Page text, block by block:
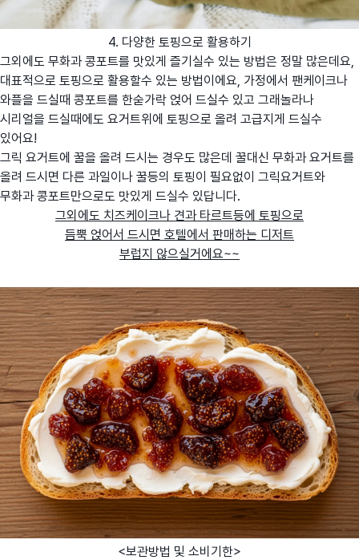
4. 다양한 토핑으로 활용하기
그외에도 무화과 콩포트를 맛있게 즐기실수 있는 방법은 정말 많은데요,
대표적으로 토핑으로 활용할수 있는 방법이에요, 가정에서 팬케이크나
와플을 드실때 콩포트를 한숟가락 얹어 드실수 있고 그래놀라나
시리얼을 드실때에도 요거트위에 토핑으로 올려 고급지게 드실수
있어요!
그릭 요거트에 꿀을 올려 드시는 경우도 많은데 꿀대신 무화과 요거트를
올려 드시면 다른 과일이나 꿀등의 토핑이 필요없이 그릭요거트와
무화과 콩포트만으로도 맛있게 드실수 있답니다.
그외에도 치즈케이크나 견과 타르트등에 토핑으로
듬뿍 얹어서 드시면 호텔에서 판매하는 디저트
부럽지 않으실거에요~~
<보관방법 및 소비기한>